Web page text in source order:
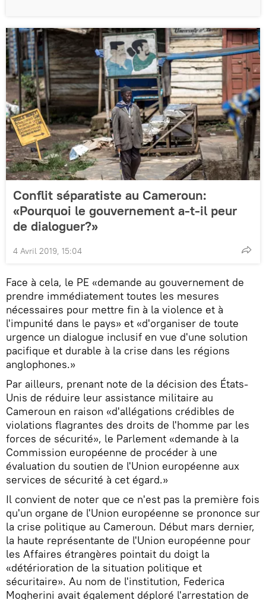
Conflit séparatiste au Cameroun:
«Pourquoi le gouvernement a-t-il peur
de dialoguer?»
4 Avril 2019, 15:04
Face à cela, le PE «demande au gouvernement de
prendre immédiatement toutes les mesures
nécessaires pour mettre fin à la violence et à
l'impunité dans le pays» et «d'organiser de toute
urgence un dialogue inclusif en vue d'une solution
pacifique et durable à la crise dans les régions
anglophones.»
Par ailleurs, prenant note de la décision des États-
Unis de réduire leur assistance militaire au
Cameroun en raison «d'allégations crédibles de
violations flagrantes des droits de l'homme par les
forces de sécurité», le Parlement «demande à la
Commission européenne de procéder à une
évaluation du soutien de l'Union européenne aux
services de sécurité à cet égard.»
Il convient de noter que ce n'est pas la première fois
qu'un organe de l'Union européenne se prononce sur
la crise politique au Cameroun. Début mars dernier,
la haute représentante de l'Union européenne pour
les Affaires étrangères pointait du doigt la
«détérioration de la situation politique et
sécuritaire». Au nom de l'institution, Federica
Mogherini avait également déploré l'arrestation de